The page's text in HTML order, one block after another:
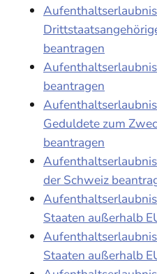
beantragen
beantragen
Geduldete zum
beantragen
der Schweiz
Staaten außerhalb
Staaten außerhalb